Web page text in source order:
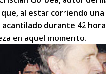
al estar corriendo
durante 42
en aquel momento.